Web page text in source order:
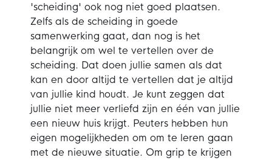
'scheiding' ook nog niet goed plaatsen.
Zelfs als de scheiding in goede
samenwerking gaat, dan nog is het
belangrijk om wel te vertellen over de
scheiding. Dat doen jullie samen als dat
kan en door altijd te vertellen dat je altijd
van jullie kind houdt. Je kunt zeggen dat
jullie niet meer verliefd zijn en één van jullie
een nieuw huis krijgt. Peuters hebben hun
eigen mogelijkheden om om te leren gaan
met de nieuwe situatie. Om grip te krijgen